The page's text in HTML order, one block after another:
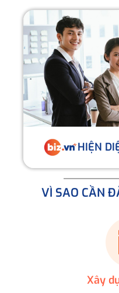
HIỆN
VÌ SAO CẦN
Xây